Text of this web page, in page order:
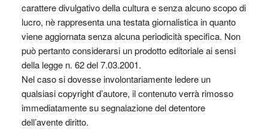
carattere divulgativo della cultura e senza alcuno scopo di
lucro, nè rappresenta una testata giornalistica in quanto
viene aggiornata senza alcuna periodicità specifica. Non
può pertanto considerarsi un prodotto editoriale ai sensi
della legge n. 62 del 7.03.2001.
Nel caso si dovesse involontariamente ledere un
qualsiasi copyright d’autore, il contenuto verrà rimosso
immediatamente su segnalazione del detentore
dell’avente diritto.